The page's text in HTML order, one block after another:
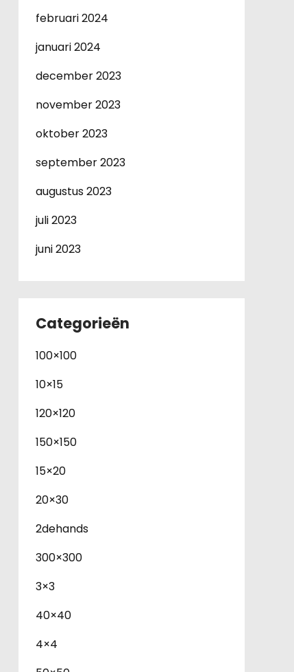
februari 2024
januari 2024
december 2023
november 2023
oktober 2023
september 2023
augustus 2023
juli 2023
juni 2023
Categorieën
100×100
10×15
120×120
150×150
15×20
20×30
2dehands
300×300
3×3
40×40
4×4